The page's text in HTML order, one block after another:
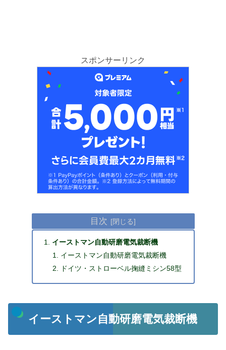
スポンサーリンク
目次
イーストマン自動研磨電気裁断機
イーストマン自動研磨電気裁断機
ドイツ・ストローベル掬縫ミシン58型
イーストマン自動研磨電気裁断機